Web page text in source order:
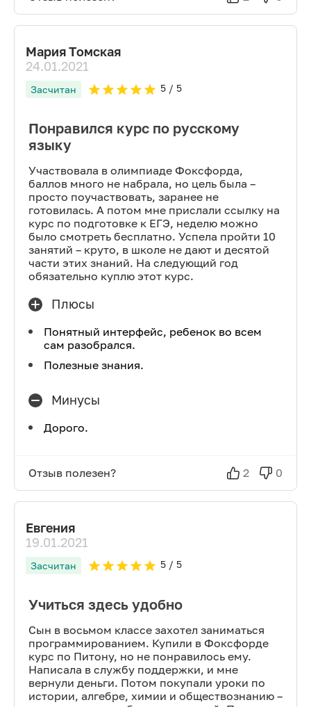
Мария Томская
24.01.2021
Засчитан 5/ 5
Понравился курс по русскому
языку
Участвовала в олимпиаде Фоксфорда,
баллов много не набрала, но цель была –
просто поучаствовать, заранее не
готовилась. А потом мне прислали ссылку на
курс по подготовке к ЕГЭ, неделю можно
было смотреть бесплатно. Успела пройти 10
занятий – круто, в школе не дают и десятой
части этих знаний. На следующий год
обязательно куплю этот курс.
Плюсы
Понятный интерфейс, ребенок во всем
сам разобрался.
Полезные знания.
Минусы
Дорого.
Отзыв полезен? 2 0
Евгения
19.01.2021
Засчитан 5/ 5
Учиться здесь удобно
Сын в восьмом классе захотел заниматься
программированием. Купили в Фоксфорде
курс по Питону, но не понравилось ему.
Написала в службу поддержки, и мне
вернули деньги. Потом покупали уроки по
истории, алгебре, химии и обществознанию –